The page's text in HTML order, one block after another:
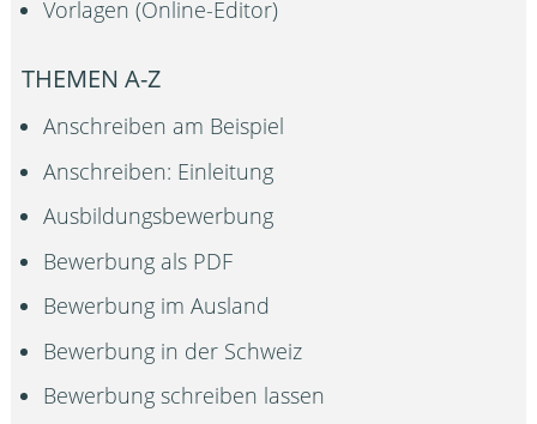
Vorlagen (Online-Editor)
THEMEN A-Z
Anschreiben am Beispiel
Anschreiben: Einleitung
Ausbildungsbewerbung
Bewerbung als PDF
Bewerbung im Ausland
Bewerbung in der Schweiz
Bewerbung schreiben lassen